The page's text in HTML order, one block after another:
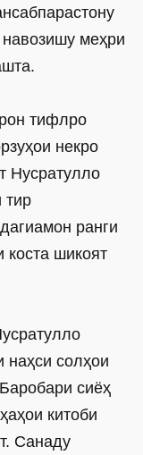
навозишу меҳри
тифлро
некро
Нусратулло
тир
ранги
коста шикоят
наҳси солҳои
сиёҳ
китоби
Санаду